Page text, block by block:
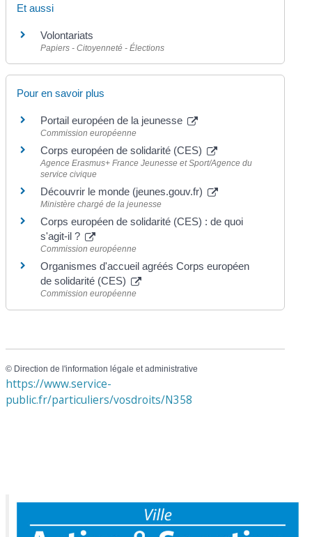
Et aussi
Volontariats
Papiers - Citoyenneté - Élections
Pour en savoir plus
Portail européen de la jeunesse
Commission européenne
Corps européen de solidarité (CES)
Agence Erasmus+ France Jeunesse et Sport/Agence du
service civique
Découvrir le monde (jeunes.gouv.fr)
Ministère chargé de la jeunesse
Corps européen de solidarité (CES) : de quoi
s'agit-il ?
Commission européenne
Organismes d'accueil agréés Corps européen
de solidarité (CES)
Commission européenne
© Direction de l'information légale et administrative
https://www.service-
public.fr/particuliers/vosdroits/N358